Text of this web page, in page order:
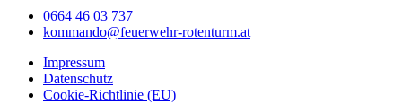
0664 46 03 737
kommando@feuerwehr-rotenturm.at
Impressum
Datenschutz
Cookie-Richtlinie (EU)